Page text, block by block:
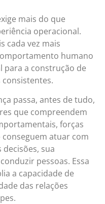
mais do que
operacional.
cada vez mais
humano
para a construção de
consistentes.
passa, antes de tudo,
que compreendem
forças
atuar com
sua
pessoas. Essa
a capacidade de
das relações